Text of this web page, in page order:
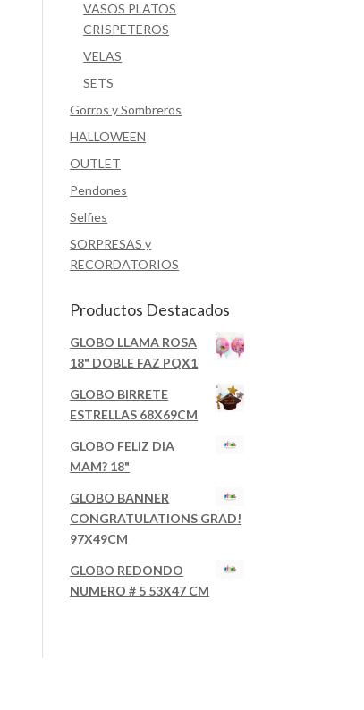
VASOS PLATOS
CRISPETEROS
VELAS
SETS
Gorros y Sombreros
HALLOWEEN
OUTLET
Pendones
Selfies
SORPRESAS y
RECORDATORIOS
Productos Destacados
GLOBO LLAMA ROSA
18" DOBLE FAZ PQX1
GLOBO BIRRETE
ESTRELLAS 68X69CM
GLOBO FELIZ DIA
MAM? 18"
GLOBO BANNER
CONGRATULATIONS GRAD!
97X49CM
GLOBO REDONDO
NUMERO # 5 53X47 CM